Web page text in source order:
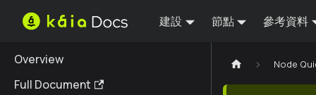
建設 節點 參考資料
Overview
Full Document
Node